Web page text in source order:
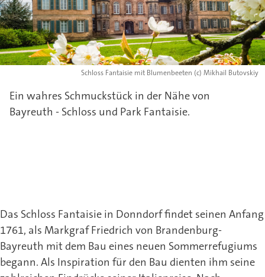
Schloss Fantaisie mit Blumenbeeten (c) Mikhail Butovskiy
Ein wahres Schmuckstück in der Nähe von
Bayreuth - Schloss und Park Fantaisie.
Das Schloss Fantaisie in Donndorf findet seinen Anfang
1761, als Markgraf Friedrich von Brandenburg-
Bayreuth mit dem Bau eines neuen Sommerrefugiums
begann. Als Inspiration für den Bau dienten ihm seine